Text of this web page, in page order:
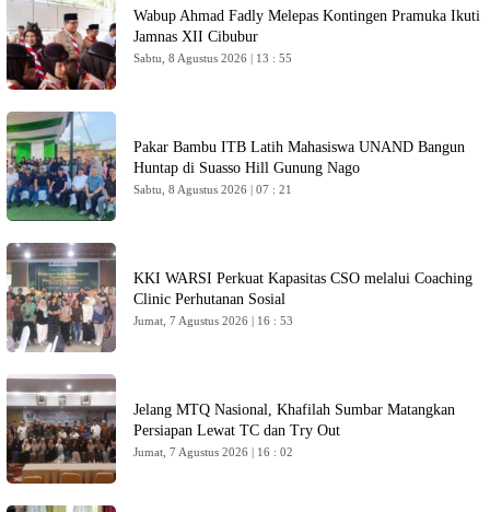
Wabup Ahmad Fadly Melepas Kontingen Pramuka Ikuti
Jamnas XII Cibubur
Sabtu, 8 Agustus 2026 | 13 : 55
Pakar Bambu ITB Latih Mahasiswa UNAND Bangun
Huntap di Suasso Hill Gunung Nago
Sabtu, 8 Agustus 2026 | 07 : 21
KKI WARSI Perkuat Kapasitas CSO melalui Coaching
Clinic Perhutanan Sosial
Jumat, 7 Agustus 2026 | 16 : 53
Jelang MTQ Nasional, Khafilah Sumbar Matangkan
Persiapan Lewat TC dan Try Out
Jumat, 7 Agustus 2026 | 16 : 02